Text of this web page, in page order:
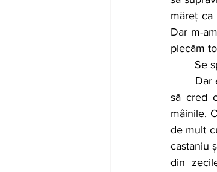
măreț ca
Dar m-
plecăm
Se
să cred
mâinile.
de mult
castaniu
din